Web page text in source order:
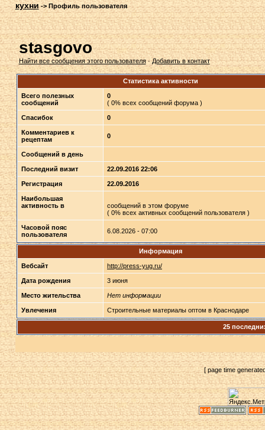
кухни->Профиль пользователя
stasgovo
Найти все сообщения этого пользователя·Добавить в контакт
Статистика активности
Всего полезных
сообщений
0
( 0% всех сообщений форума )
Спасибок 0
Комментариев к
рецептам
0
Сообщений в день
Последний визит 22.09.2016 22:06
Регистрация 22.09.2016
Наибольшая
активность в
сообщений в этом форуме
( 0% всех активных сообщений пользователя )
Часовой пояс
пользователя
6.08.2026 - 07:00
Информация
Вебсайт http://press-yug.ru/
Дата рождения 3 июня
Место жительства Нет информации
Увлечения Строительные материалы оптом в Краснодаре
25
[ page time